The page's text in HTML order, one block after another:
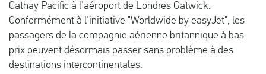
FAQ
Se connecter
Cathay Pacific à l'aéroport de Londres Gatwick.
Conformément à l'initiative "Worldwide by easyJet", les
passagers de la compagnie aérienne britannique à bas
prix peuvent désormais passer sans problème à des
destinations intercontinentales.